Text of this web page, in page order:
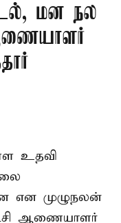
மன நல
ஆணையாளர்
உதவி
என முழுநலன்
ஆணையாளர்